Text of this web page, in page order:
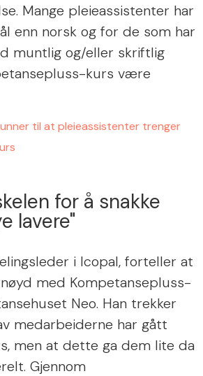
Mange pleieassistenter har
enn norsk og for de som har
muntlig og/eller skriftlig
kurs være
til at pleieassistenter trenger
for å snakke
lavere"
i Icopal, forteller at
med Kompetansepluss-
Neo. Han trekker
medarbeiderne har gått
men at dette ga dem lite da
Gjennom